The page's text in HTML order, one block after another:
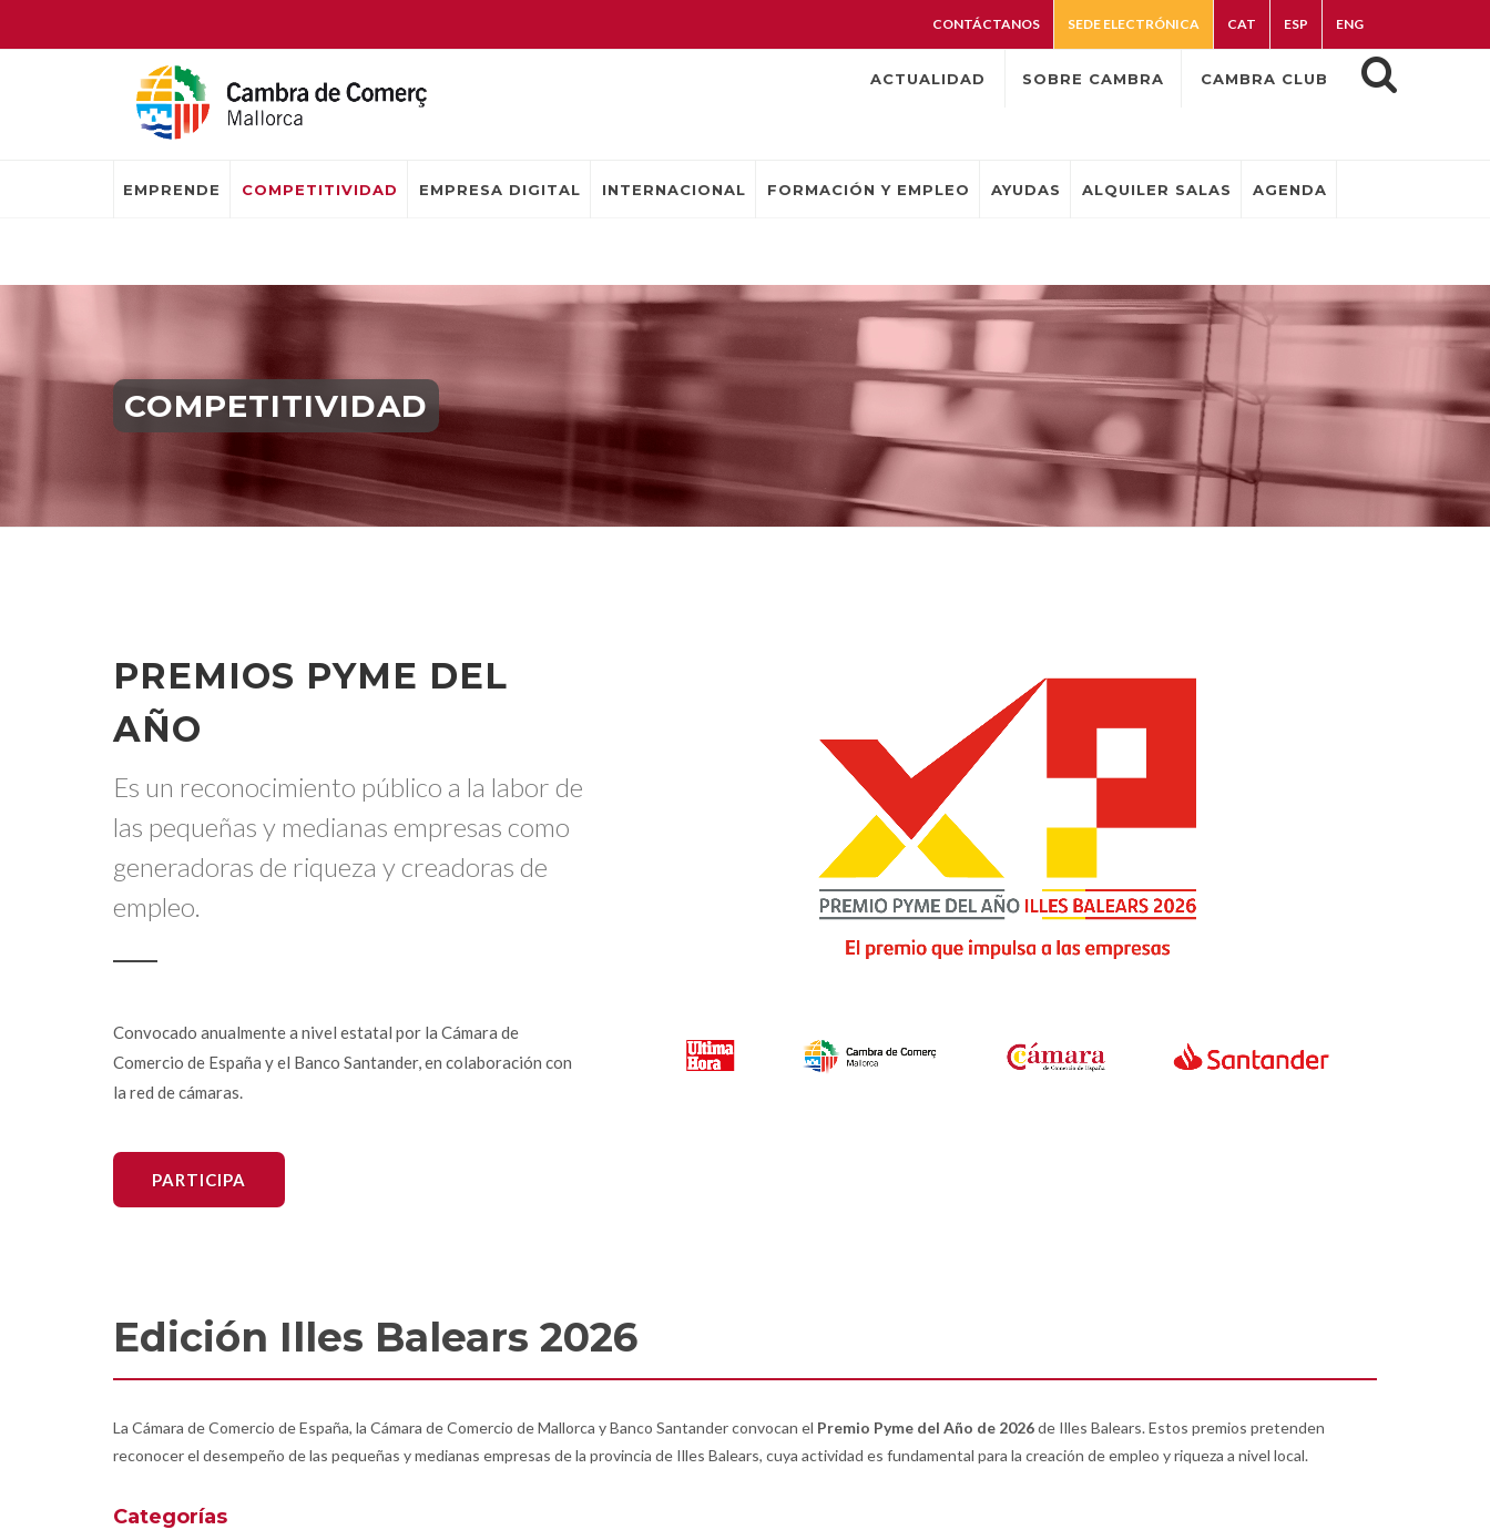
CONTÁCTANOS SEDE ELECTRÓNICA CAT ESP ENG
ACTUALIDAD SOBRE CAMBRA CAMBRA CLUB
EMPRENDE COMPETITIVIDAD EMPRESA DIGITAL INTERNACIONAL FORMACIÓN Y EMPLEO AYUDAS ALQUILER SALAS AGENDA
COMPETITIVIDAD
PREMIOS PYME DEL
AÑO
Es un reconocimiento público a la labor de
las pequeñas y medianas empresas como
generadoras de riqueza y creadoras de
empleo.
Convocado anualmente a nivel estatal por la Cámara de
Comercio de España y el Banco Santander, en colaboración con
la red de cámaras.
PARTICIPA
Edición Illes Balears 2026
La Cámara de Comercio de España, la Cámara de Comercio de Mallorca y Banco Santander convocan el Premio Pyme del Año de 2026de Illes Balears. Estos premios pretenden
reconocer el desempeño de las pequeñas y medianas empresas de la provincia de Illes Balears, cuya actividad es fundamental para la creación de empleo y riqueza a nivel local.
Categorías